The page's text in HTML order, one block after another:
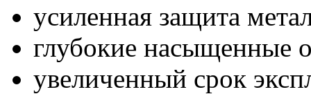
усиленная защита
глубокие насыщенные
увеличенный срок